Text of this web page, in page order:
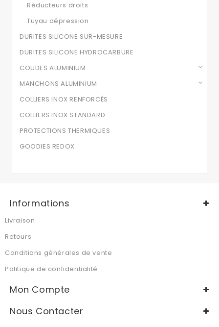
Réducteurs droits
Tuyau dépression
DURITES SILICONE SUR-MESURE
DURITES SILICONE HYDROCARBURE
COUDES ALUMINIUM
MANCHONS ALUMINIUM
COLLIERS INOX RENFORCÉS
COLLIERS INOX STANDARD
PROTECTIONS THERMIQUES
GOODIES REDOX
Informations
Livraison
Retours
Conditions générales de vente
Politique de confidentialité
Mon Compte
Nous Contacter